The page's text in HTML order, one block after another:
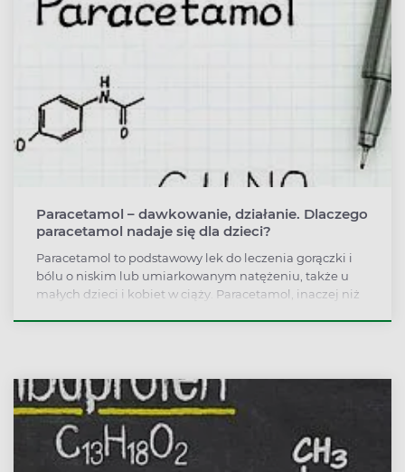
Paracetamol – dawkowanie, działanie. Dlaczego
paracetamol nadaje się dla dzieci?
Paracetamol to podstawowy lek do leczenia gorączki i
bólu o niskim lub umiarkowanym natężeniu, także u
małych dzieci i kobiet w ciąży. Paracetamol, inaczej niż
paracetamolu.